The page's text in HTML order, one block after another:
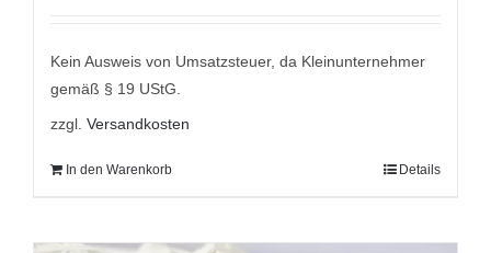
9,95 €
7,95 €.
Kein Ausweis von Umsatzsteuer, da Kleinunternehmer
gemäß § 19 UStG.
zzgl. Versandkosten
In den Warenkorb Details